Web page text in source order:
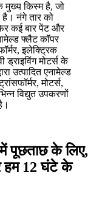
मुख्य किस्म है, जो
नंगे तार को
कई बार पेंट और
फ्लैट कॉपर
इलेक्ट्रिक
ड्राइविंग मोटर्स के
उत्पादित एनामेल्ड
मोटर्स,
विद्युत उपकरणों
में पूछताछ के लिए,
हम 12 घंटे के